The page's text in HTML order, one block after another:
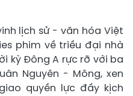
lịch sử - văn hóa Việt
phim về triều đại nhà
kỳ Đông A rực rỡ với ba
Nguyên - Mông, xen
quyền lực đầy kịch